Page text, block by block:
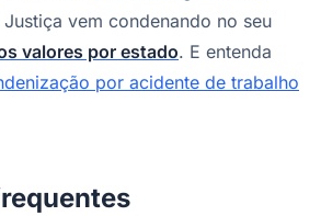
vem condenando no seu
valores por estado. E entenda
por acidente de trabalho